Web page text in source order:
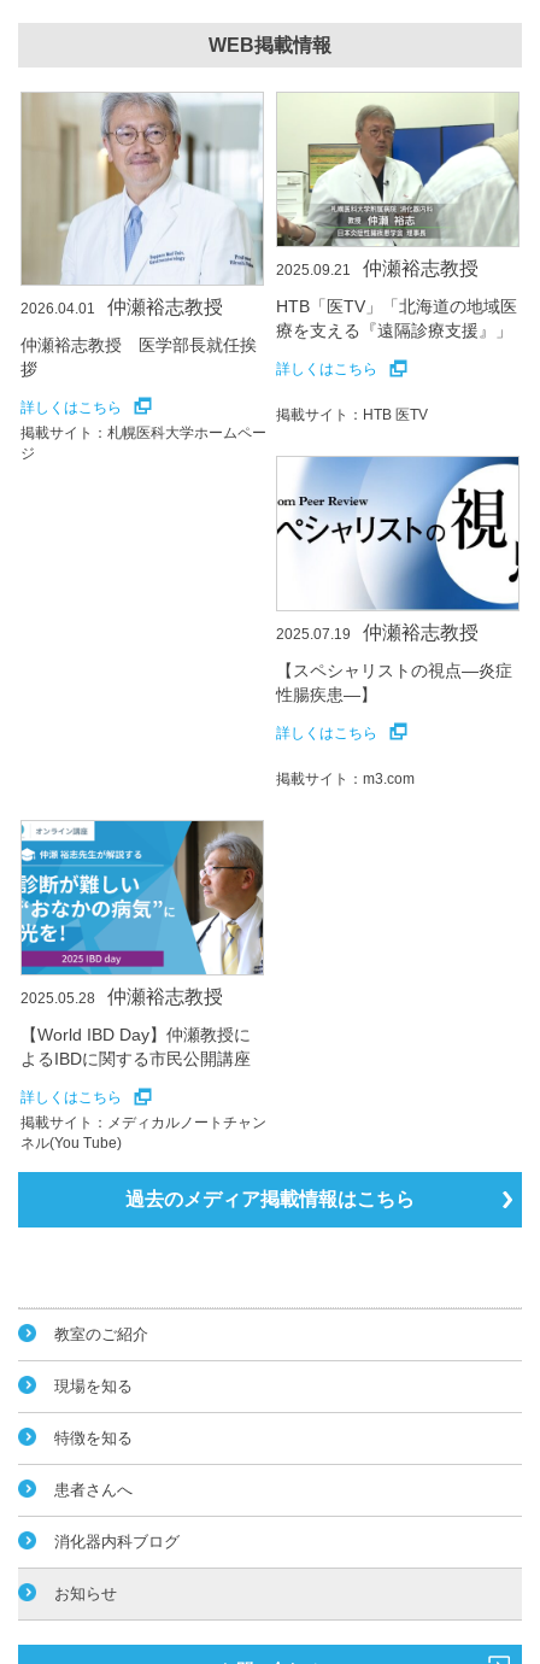
WEB掲載情報
2026.04.01 仲瀬裕志教授
仲瀬裕志教授 医学部長就任挨
拶
詳しくはこちら
掲載サイト：札幌医科大学ホームペー
ジ
2025.09.21 仲瀬裕志教授
HTB「医TV」「北海道の地域医
療を支える『遠隔診療支援』」
詳しくはこちら
掲載サイト：HTB 医TV
2025.07.19 仲瀬裕志教授
【スペシャリストの視点―炎症
性腸疾患―】
詳しくはこちら
掲載サイト：m3.com
2025.05.28 仲瀬裕志教授
【World IBD Day】仲瀬教授に
よるIBDに関する市民公開講座
詳しくはこちら
掲載サイト：メディカルノートチャン
ネル(You Tube)
過去のメディア掲載情報はこちら
教室のご紹介
現場を知る
特徴を知る
患者さんへ
消化器内科ブログ
お知らせ